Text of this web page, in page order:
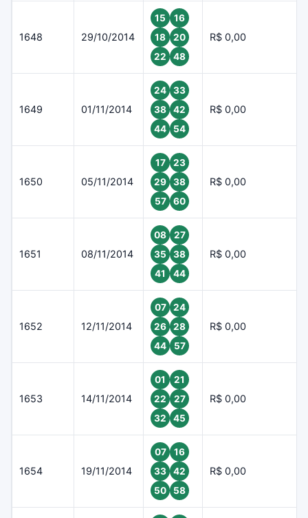
1648 29/10/2014
15
16
18
20
22
48
R$ 0,00
1649 01/11/2014
24
33
38
42
44
54
R$ 0,00
1650 05/11/2014
17
23
29
38
57
60
R$ 0,00
1651 08/11/2014
08
27
35
38
41
44
R$ 0,00
1652 12/11/2014
07
24
26
28
44
57
R$ 0,00
1653 14/11/2014
01
21
22
27
32
45
R$ 0,00
1654 19/11/2014
07
16
33
42
50
58
R$ 0,00